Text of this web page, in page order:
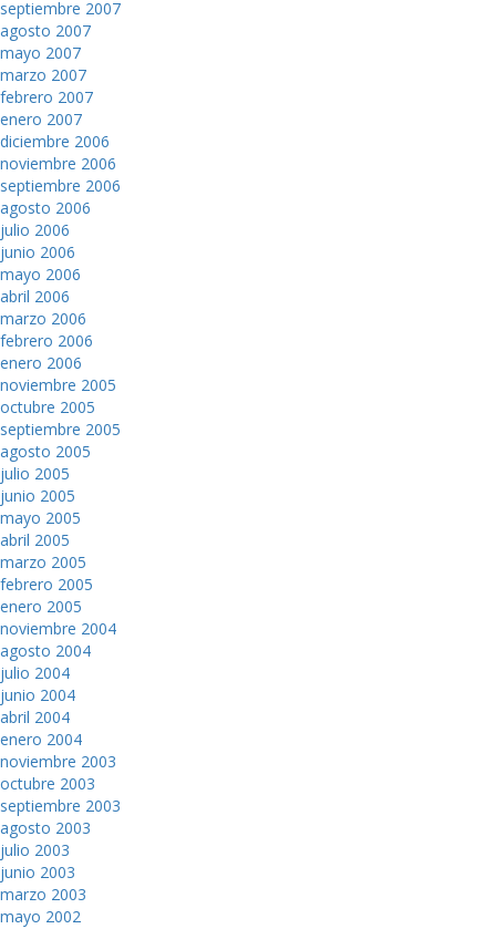
septiembre 2007
agosto 2007
mayo 2007
marzo 2007
febrero 2007
enero 2007
diciembre 2006
noviembre 2006
septiembre 2006
agosto 2006
julio 2006
junio 2006
mayo 2006
abril 2006
marzo 2006
febrero 2006
enero 2006
noviembre 2005
octubre 2005
septiembre 2005
agosto 2005
julio 2005
junio 2005
mayo 2005
abril 2005
marzo 2005
febrero 2005
enero 2005
noviembre 2004
agosto 2004
julio 2004
junio 2004
abril 2004
enero 2004
noviembre 2003
octubre 2003
septiembre 2003
agosto 2003
julio 2003
junio 2003
marzo 2003
mayo 2002